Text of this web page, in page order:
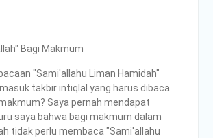
Bagi Makmum
"Sami'allahu Liman Hamidah"
takbir intiqlal yang harus dibaca
Saya pernah mendapat
saya bahwa bagi makmum dalam
tidak perlu membaca "Sami'allahu